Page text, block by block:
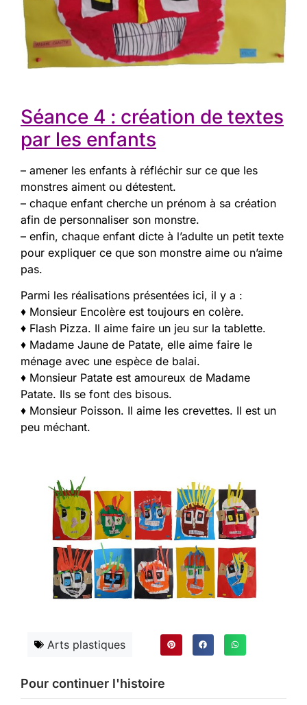
Séance 4 : création de textes
par les enfants
– amener les enfants à réfléchir sur ce que les
monstres aiment ou détestent.
– chaque enfant cherche un prénom à sa création
afin de personnaliser son monstre.
– enfin, chaque enfant dicte à l’adulte un petit texte
pour expliquer ce que son monstre aime ou n’aime
pas.
Parmi les réalisations présentées ici, il y a :
♦ Monsieur Encolère est toujours en colère.
♦ Flash Pizza. Il aime faire un jeu sur la tablette.
♦ Madame Jaune de Patate, elle aime faire le
ménage avec une espèce de balai.
♦ Monsieur Patate est amoureux de Madame
Patate. Ils se font des bisous.
♦ Monsieur Poisson. Il aime les crevettes. Il est un
peu méchant.
Arts plastiques
Pour continuer l'histoire